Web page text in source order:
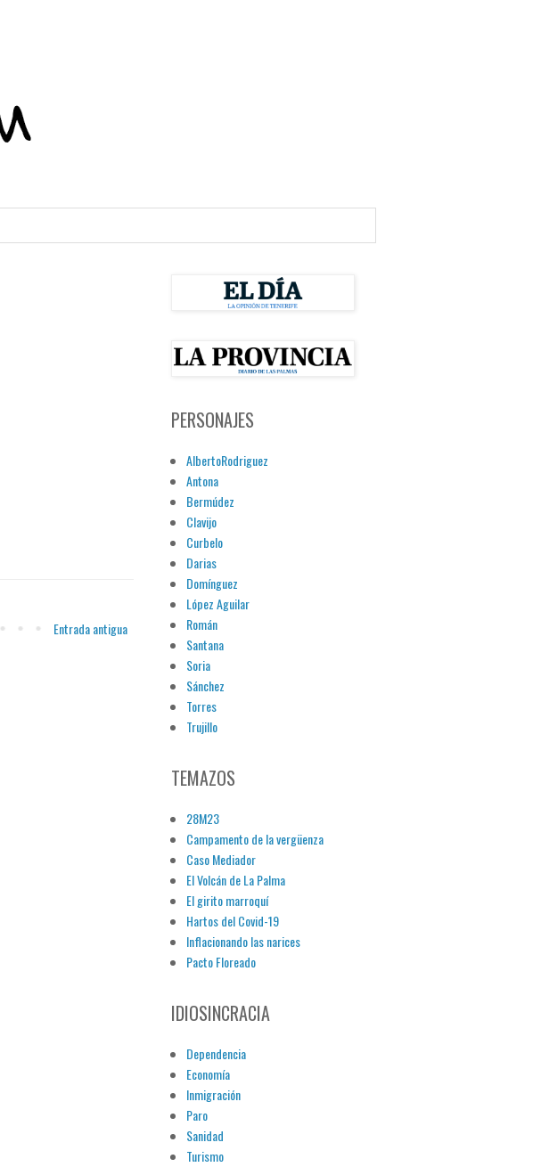
Entrada antigua
PERSONAJES
AlbertoRodriguez
Antona
Bermúdez
Clavijo
Curbelo
Darias
Domínguez
López Aguilar
Román
Santana
Soria
Sánchez
Torres
Trujillo
TEMAZOS
28M23
Campamento de la vergüenza
Caso Mediador
El Volcán de La Palma
El girito marroquí
Hartos del Covid-19
Inflacionando las narices
Pacto Floreado
IDIOSINCRACIA
Dependencia
Economía
Inmigración
Paro
Sanidad
Turismo